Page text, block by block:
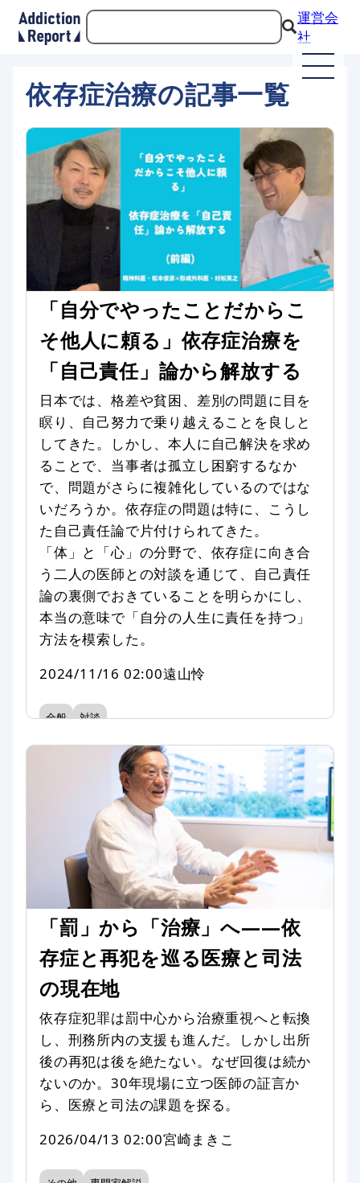
運営会
社
依存症治療の記事一覧
「自分でやったことだからこ
そ他人に頼る」依存症治療を
「自己責任」論から解放する
日本では、格差や貧困、差別の問題に目を
瞑り、自己努力で乗り越えることを良しと
してきた。しかし、本人に自己解決を求め
ることで、当事者は孤立し困窮するなか
で、問題がさらに複雑化しているのではな
いだろうか。依存症の問題は特に、こうし
た自己責任論で片付けられてきた。
「体」と「心」の分野で、依存症に向き合
う二人の医師との対談を通じて、自己責任
論の裏側でおきていることを明らかにし、
本当の意味で「自分の人生に責任を持つ」
方法を模索した。
2024/11/16 02:00遠山怜
全般 対談
「罰」から「治療」へ――依
存症と再犯を巡る医療と司法
の現在地
依存症犯罪は罰中心から治療重視へと転換
し、刑務所内の支援も進んだ。しかし出所
後の再犯は後を絶たない。なぜ回復は続か
ないのか。30年現場に立つ医師の証言か
ら、医療と司法の課題を探る。
2026/04/13 02:00宮崎まきこ